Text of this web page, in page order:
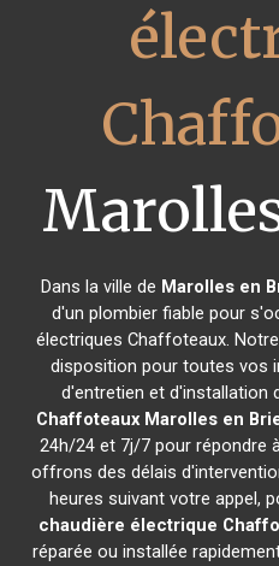
Dans la ville de Marolles en
d'un plombier fiable pour
électriques Chaffoteaux.
disposition pour toutes vos
d'entretien et d'installation
Chaffoteaux Marolles en
24h/24 et 7j/7 pour répondre
offrons des délais
heures suivant votre appel,
chaudière électrique
réparée ou installée